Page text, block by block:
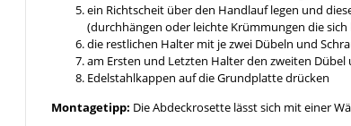
ein Richtscheit über den Handlauf legen und
(durchhängen oder leichte Krümmungen die
die restlichen Halter mit je zwei Dübeln und
am Ersten und Letzten Halter den zweiten Dübel
Edelstahlkappen auf die Grundplatte drücken
Montagetipp: Die Abdeckrosette lässt sich mit einer